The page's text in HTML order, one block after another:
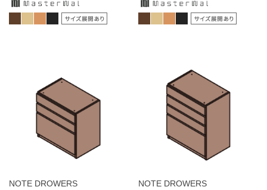
NOTE DROWERS NOTE DROWERS